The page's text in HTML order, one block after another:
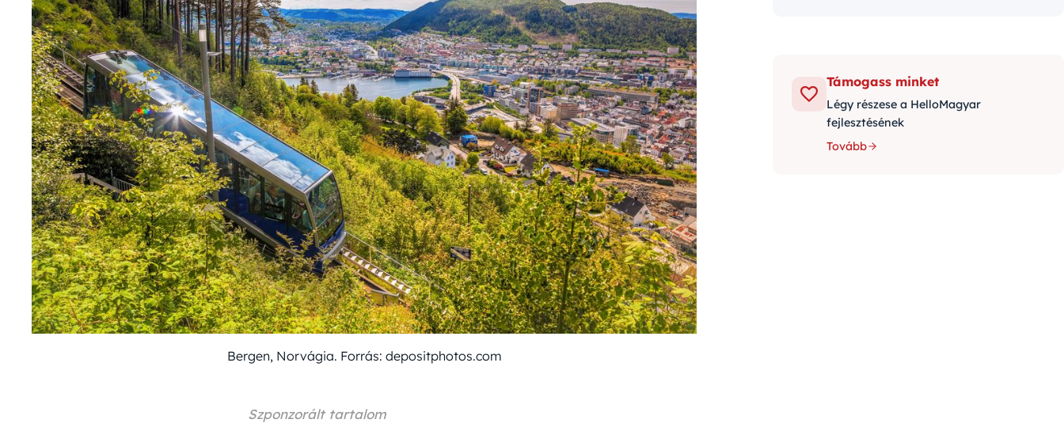
Bergen, Norvágia. Forrás: depositphotos.com
Szponzorált tartalom
Támogass minket
Légy részese a HelloMagyar
fejlesztésének
Tovább